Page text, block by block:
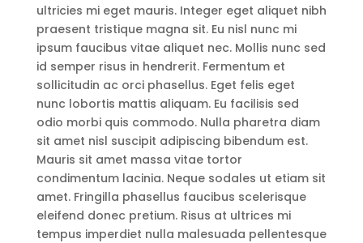
ultricies mi eget mauris. Integer eget aliquet nibh
praesent tristique magna sit. Eu nisl nunc mi
ipsum faucibus vitae aliquet nec. Mollis nunc sed
id semper risus in hendrerit. Fermentum et
sollicitudin ac orci phasellus. Eget felis eget
nunc lobortis mattis aliquam. Eu facilisis sed
odio morbi quis commodo. Nulla pharetra diam
sit amet nisl suscipit adipiscing bibendum est.
Mauris sit amet massa vitae tortor
condimentum lacinia. Neque sodales ut etiam sit
amet. Fringilla phasellus faucibus scelerisque
eleifend donec pretium. Risus at ultrices mi
tempus imperdiet nulla malesuada pellentesque